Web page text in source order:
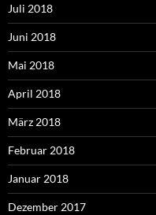
Juli 2018
Juni 2018
Mai 2018
April 2018
März 2018
Februar 2018
Januar 2018
Dezember 2017